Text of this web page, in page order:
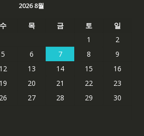
2026 8월
수 목 금 토
일
1
2
5 6 7 8
9
12 13 14 15
16
19 20 21 22
23
26 27 28 29
30